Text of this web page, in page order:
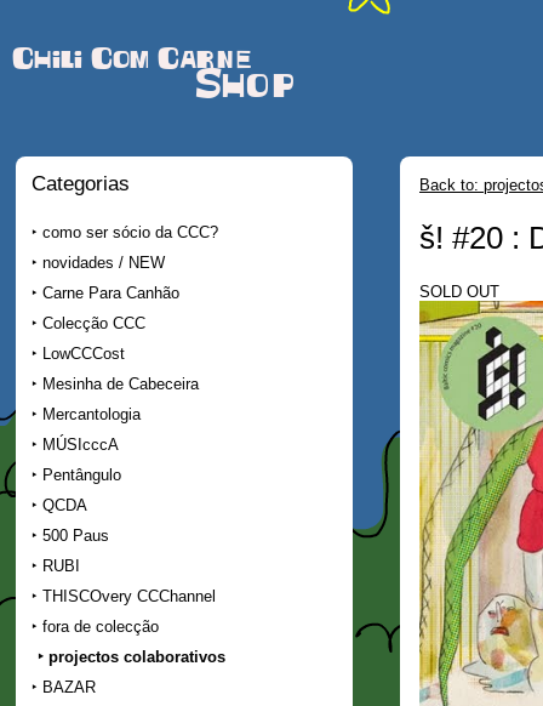
Chili Com Carne
Shop
Categorias
como ser sócio da CCC?
novidades / NEW
Carne Para Canhão
Colecção CCC
LowCCCost
Mesinha de Cabeceira
Mercantologia
MÚSIcccA
Pentângulo
QCDA
500 Paus
RUBI
THISCOvery CCChannel
fora de colecção
projectos colaborativos
BAZAR
Back to:
š! #20 :
SOLD OUT